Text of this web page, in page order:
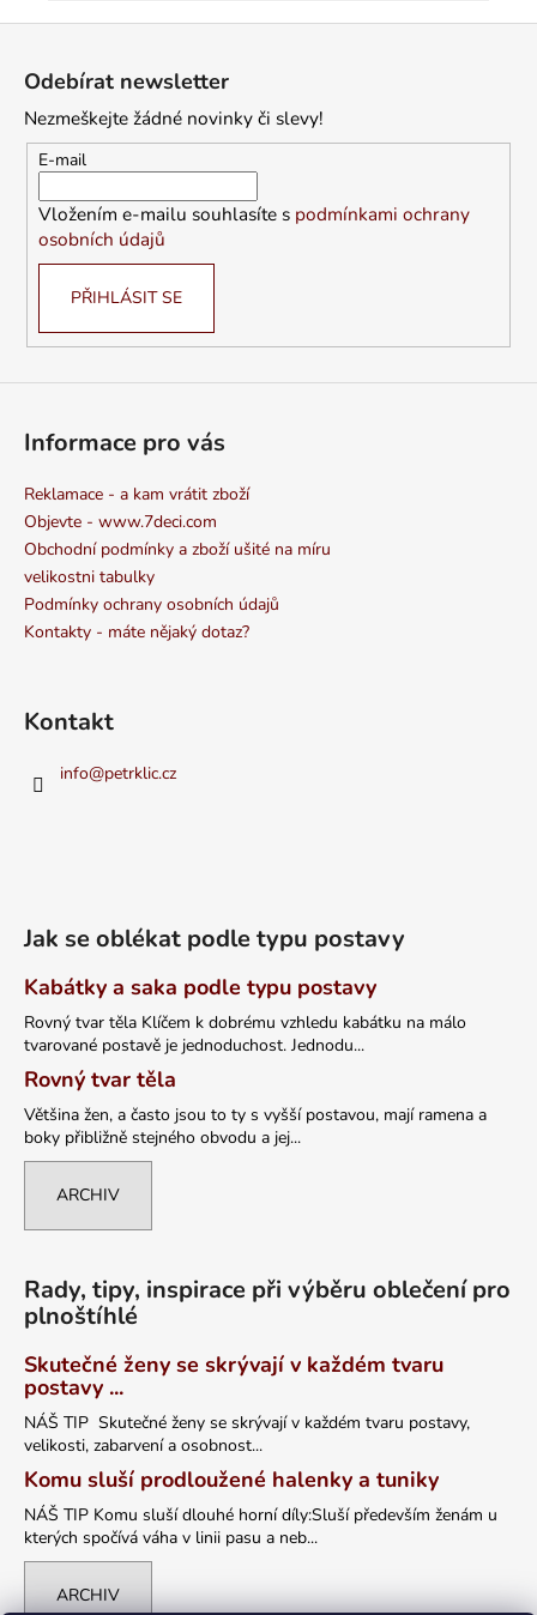
Odebírat newsletter
Nezmeškejte žádné novinky či slevy!
E-mail
Vložením e-mailu souhlasíte s podmínkami ochrany
osobních údajů
PŘIHLÁSIT SE
Informace pro vás
Reklamace - a kam vrátit zboží
Objevte - www.7deci.com
Obchodní podmínky a zboží ušité na míru
velikostni tabulky
Podmínky ochrany osobních údajů
Kontakty - máte nějaký dotaz?
Kontakt
info@petrklic.cz
Jak se oblékat podle typu postavy
Kabátky a saka podle typu postavy
Rovný tvar těla Klíčem k dobrému vzhledu kabátku na málo
tvarované postavě je jednoduchost. Jednodu...
Rovný tvar těla
Většina žen, a často jsou to ty s vyšší postavou, mají ramena a
boky přibližně stejného obvodu a jej...
ARCHIV
Rady, tipy, inspirace při výběru oblečení pro
plnoštíhlé
Skutečné ženy se skrývají v každém tvaru
postavy ...
NÁŠ TIP Skutečné ženy se skrývají v každém tvaru postavy,
velikosti, zabarvení a osobnost...
Komu sluší prodloužené halenky a tuniky
NÁŠ TIP Komu sluší dlouhé horní díly:Sluší především ženám u
kterých spočívá váha v linii pasu a neb...
ARCHIV